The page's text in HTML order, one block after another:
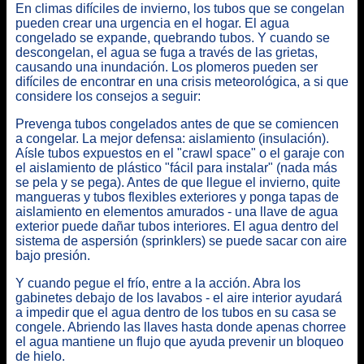
En climas difíciles de invierno, los tubos que se congelan
pueden crear una urgencia en el hogar. El agua
congelado se expande, quebrando tubos. Y cuando se
descongelan, el agua se fuga a través de las grietas,
causando una inundación. Los plomeros pueden ser
difíciles de encontrar en una crisis meteorológica, a si que
considere los consejos a seguir:
Prevenga tubos congelados antes de que se comiencen
a congelar. La mejor defensa: aislamiento (insulación).
Aísle tubos expuestos en el "crawl space" o el garaje con
el aislamiento de plástico "fácil para instalar" (nada más
se pela y se pega). Antes de que llegue el invierno, quite
mangueras y tubos flexibles exteriores y ponga tapas de
aislamiento en elementos amurados - una llave de agua
exterior puede dañar tubos interiores. El agua dentro del
sistema de aspersión (sprinklers) se puede sacar con aire
bajo presión.
Y cuando pegue el frío, entre a la acción. Abra los
gabinetes debajo de los lavabos - el aire interior ayudará
a impedir que el agua dentro de los tubos en su casa se
congele. Abriendo las llaves hasta donde apenas chorree
el agua mantiene un flujo que ayuda prevenir un bloqueo
de hielo.